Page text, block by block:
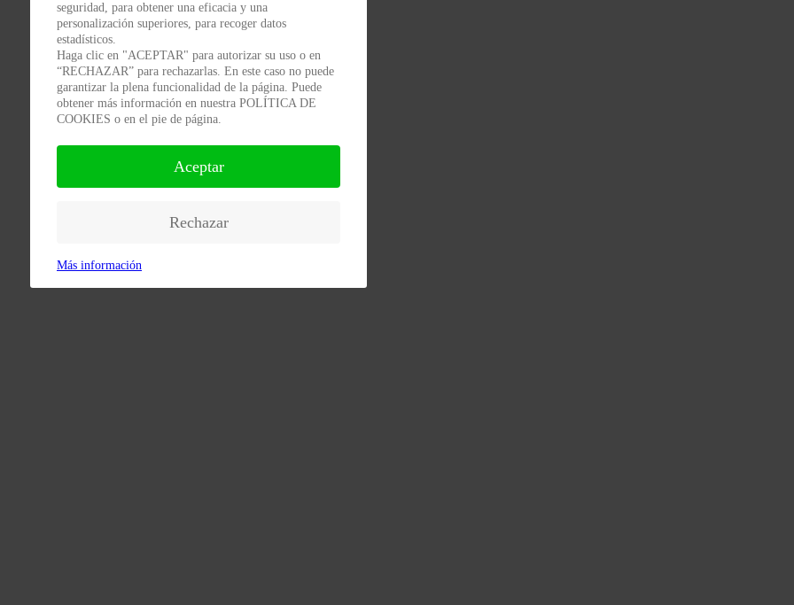
seguridad, para obtener una eficacia y una
personalización superiores, para recoger datos
estadísticos.
Haga clic en "ACEPTAR" para autorizar su uso o en
“RECHAZAR” para rechazarlas. En este caso no puede
garantizar la plena funcionalidad de la página. Puede
obtener más información en nuestra POLÍTICA DE
COOKIES o en el pie de página.
Aceptar
Rechazar
Más información